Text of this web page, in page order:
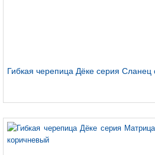
Гибкая черепица Дёке серия Сланец